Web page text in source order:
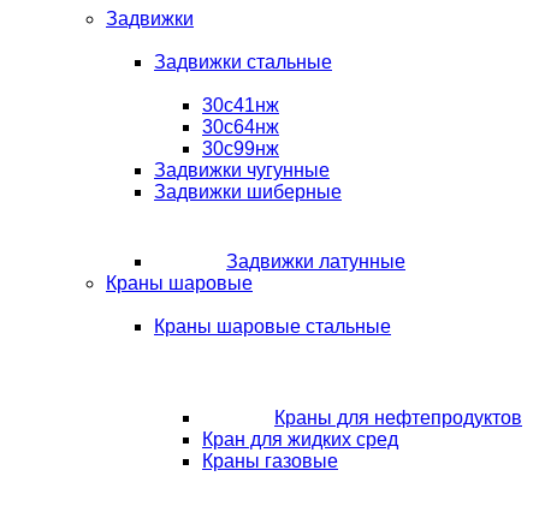
Задвижки
Задвижки стальные
30с41нж
30с64нж
30с99нж
Задвижки чугунные
Задвижки шиберные
Задвижки латунные
Краны шаровые
Краны шаровые стальные
Краны для нефтепродуктов
Кран для жидких сред
Краны газовые